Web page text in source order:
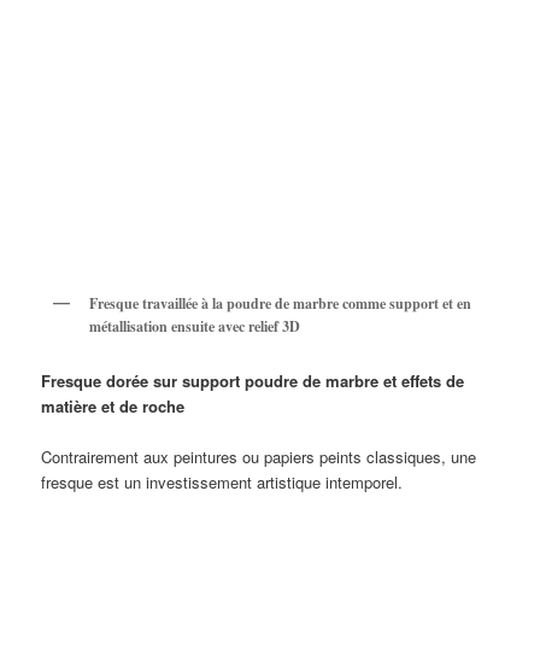
Fresque travaillée à la poudre de marbre comme support et en
métallisation ensuite avec relief 3D
Fresque dorée sur support poudre de marbre et effets de
matière et de roche
Contrairement aux peintures ou papiers peints classiques, une
fresque est un investissement artistique intemporel.